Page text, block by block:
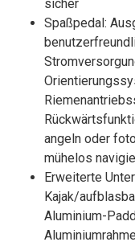
sicher
Spaßpedal:
angeln oder
mühelos
Erweiterte
Kajak/
Aluminium-